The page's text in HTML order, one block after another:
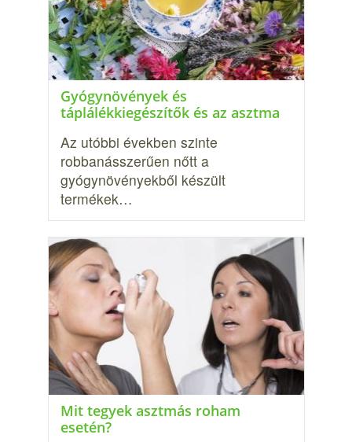
Gyógynövények és
táplálékkiegészítők és az asztma
Az utóbbi években szinte
robbanásszerűen nőtt a
gyógynövényekből készült
termékek…
Mit tegyek asztmás roham
esetén?